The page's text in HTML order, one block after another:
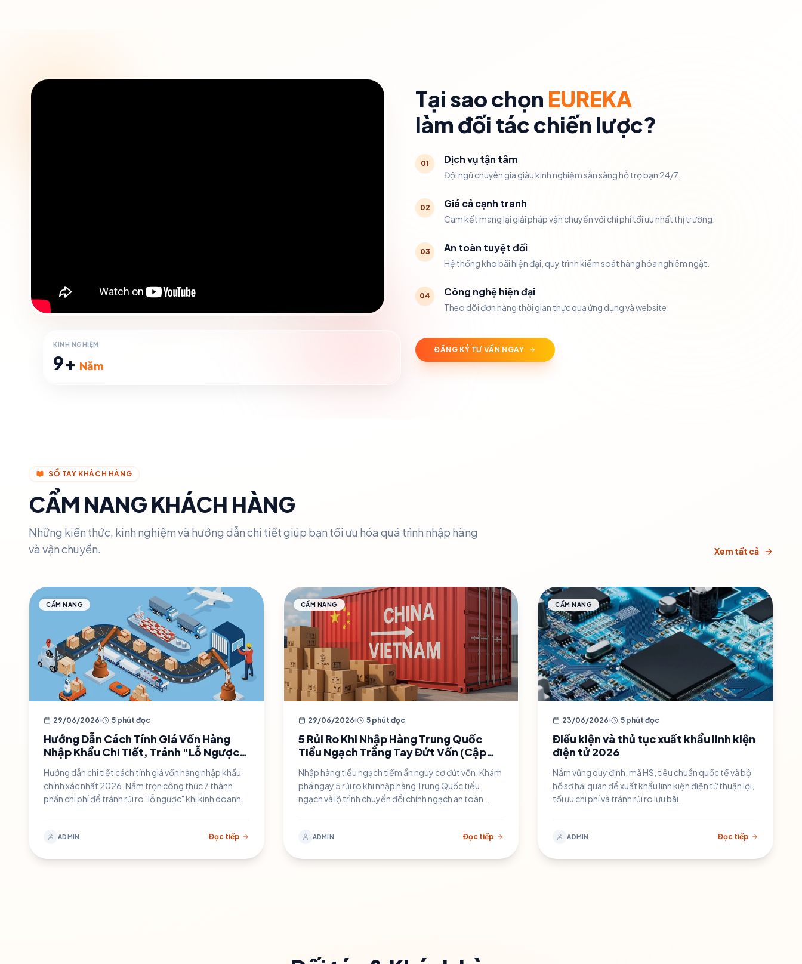
KINH NGHIỆM
9+ Năm
Tại sao chọn EUREKA
làm đối tác chiến lược?
01 Dịch vụ tận tâm
Đội ngũ chuyên gia giàu kinh nghiệm sẵn sàng hỗ trợ bạn 24/7.
02 Giá cả cạnh tranh
Cam kết mang lại giải pháp vận chuyển với chi phí tối ưu nhất thị trường.
03 An toàn tuyệt đối
Hệ thống kho bãi hiện đại, quy trình kiểm soát hàng hóa nghiêm ngặt.
04 Công nghệ hiện đại
Theo dõi đơn hàng thời gian thực qua ứng dụng và website.
ĐĂNG KÝ TƯ VẤN NGAY
SỔ TAY KHÁCH HÀNG
CẨM NANG KHÁCH HÀNG
Những kiến thức, kinh nghiệm và hướng dẫn chi tiết giúp bạn tối ưu hóa quá trình nhập hàng
và vận chuyển.
Xem tất cả
CẨM NANG
29/06/2026 5 phút đọc
Hướng Dẫn Cách Tính Giá Vốn Hàng
Nhập Khẩu Chi Tiết, Tránh "Lỗ Ngược"
(Cập Nhật 2026)
Hướng dẫn chi tiết cách tính giá vốn hàng nhập khẩu
chính xác nhất 2026. Nắm trọn công thức 7 thành
phần chi phí để tránh rủi ro "lỗ ngược" khi kinh doanh.
ADMIN Đọc tiếp
CẨM NANG
29/06/2026 5 phút đọc
5 Rủi Ro Khi Nhập Hàng Trung Quốc
Tiểu Ngạch Trắng Tay Đứt Vốn (Cập
nhật 2026)
Nhập hàng tiểu ngạch tiềm ẩn nguy cơ đứt vốn. Khám
phá ngay 5 rủi ro khi nhập hàng Trung Quốc tiểu
ngạch và lộ trình chuyển đổi chính ngạch an toàn
ADMIN Đọc tiếp
CẨM NANG
23/06/2026 5 phút đọc
Điều kiện và thủ tục xuất khẩu linh kiện
điện tử 2026
Nắm vững quy định, mã HS, tiêu chuẩn quốc tế và bộ
hồ sơ hải quan để xuất khẩu linh kiện điện tử thuận lợi,
tối ưu chi phí và tránh rủi ro lưu bãi.
ADMIN Đọc tiếp